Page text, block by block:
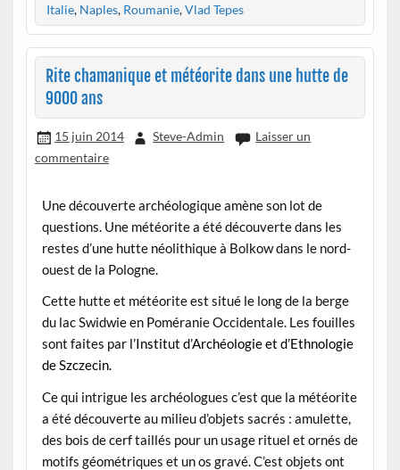
Italie, Naples, Roumanie,Vlad Tepes
Rite chamanique et météorite dans une hutte de
9000 ans
15 juin 2014 Steve-Admin
Laisser un
commentaire
Une découverte archéologique amène son lot de
questions. Une météorite a été découverte dans les
restes d’une hutte néolithique à Bolkow dans le nord-
ouest de la Pologne.
Cette hutte et météorite est situé le long de la berge
du lac Swidwie en Poméranie Occidentale. Les fouilles
sont faites par l’Institut d’Archéologie et d’Ethnologie
de Szczecin.
Ce qui intrigue les archéologues c’est que la météorite
a été découverte au milieu d’objets sacrés : amulette,
des bois de cerf taillés pour un usage rituel et ornés de
motifs géométriques et un os gravé. C’est objets ont